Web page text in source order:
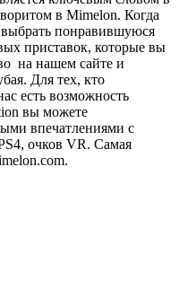
в Mimelon. Когда
понравившуюся
приставок, которые вы
на нашем сайте и
Для тех, кто
есть возможность
вы можете
впечатлениями с
очков VR. Самая